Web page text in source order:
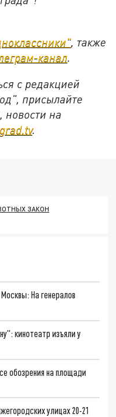
также
канал
с редакцией
присылайте
новости на
.
ЗАКОН
На генералов
кинотеатр изъяли у
обозрения на площади
улицах 20-21